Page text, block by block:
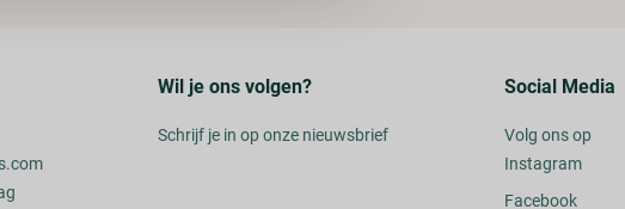
Wil je ons volgen?
Schrijf je in op onze nieuwsbrief
Social Media
Volg ons op
Instagram
Facebook